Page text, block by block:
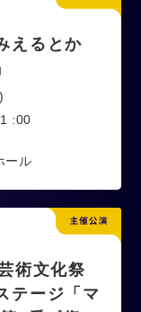
えるとか
:00
ール
術文化祭
テージ「マ